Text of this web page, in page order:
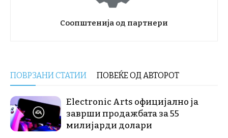
Соопштенија од партнери
ПОВРЗАНИ СТАТИИ ПОВЕЌЕ ОД АВТОРОТ
Electronic Arts официјално ја
заврши продажбата за 55
милијарди долари